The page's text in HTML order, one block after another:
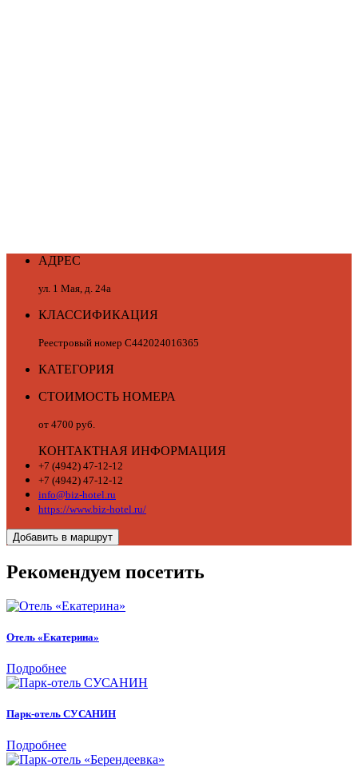
АДРЕС
ул. 1 Мая, д. 24а
КЛАССИФИКАЦИЯ
Реестровый номер С442024016365
КАТЕГОРИЯ
СТОИМОСТЬ НОМЕРА
от 4700 руб.
КОНТАКТНАЯ ИНФОРМАЦИЯ
+7 (4942) 47-12-12
+7 (4942) 47-12-12
info@biz-hotel.ru
https://www.biz-hotel.ru/
Добавить в маршрут
Рекомендуем посетить
Отель «Екатерина»
Подробнее
Парк-отель СУСАНИН
Подробнее